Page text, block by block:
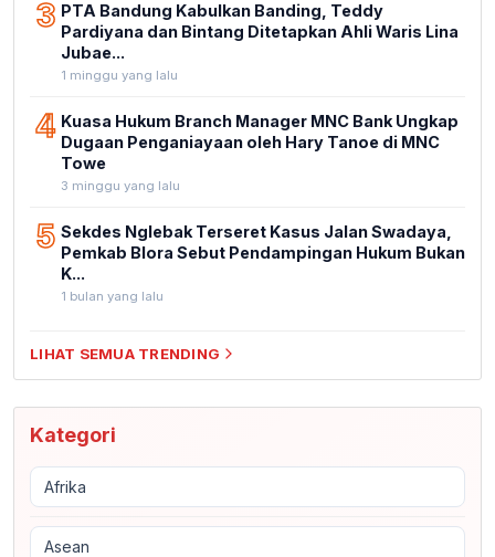
3 PTA Bandung Kabulkan Banding, Teddy
Pardiyana dan Bintang Ditetapkan Ahli Waris Lina
Jubae...
1 minggu yang lalu
4 Kuasa Hukum Branch Manager MNC Bank Ungkap
Dugaan Penganiayaan oleh Hary Tanoe di MNC
Towe
3 minggu yang lalu
5 Sekdes Nglebak Terseret Kasus Jalan Swadaya,
Pemkab Blora Sebut Pendampingan Hukum Bukan
K...
1 bulan yang lalu
LIHAT SEMUA TRENDING
Kategori
Afrika
Asean